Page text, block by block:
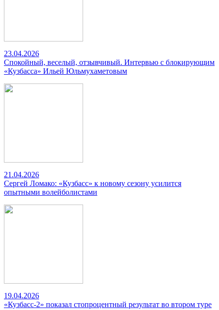
23.04.2026
Спокойный, веселый, отзывчивый. Интервью с блокирующим
«Кузбасса» Ильей Юльмухаметовым
21.04.2026
Сергей Ломако: «Кузбасс» к новому сезону усилится
опытными волейболистами
19.04.2026
«Кузбасс-2» показал стопроцентный результат во втором туре